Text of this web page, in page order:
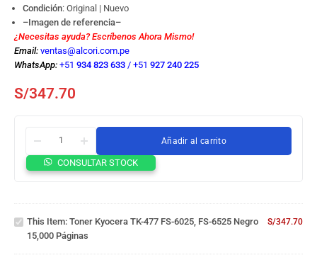
Condición: Original | Nuevo
–Imagen de referencia–
¿Necesitas ayuda? Escríbenos Ahora Mismo!
Email: ventas@alcori.com.pe
WhatsApp: +51 934 823 633 / +51 927 240 225
S/347.70
Añadir al carrito
CONSULTAR STOCK
Kyocera
6025,
FS-
6525
This Item: Toner Kyocera TK-477 FS-6025, FS-6525 Negro
15,000 Páginas
S/347.70
Toner
HP
W1470A
(147A)
Negro